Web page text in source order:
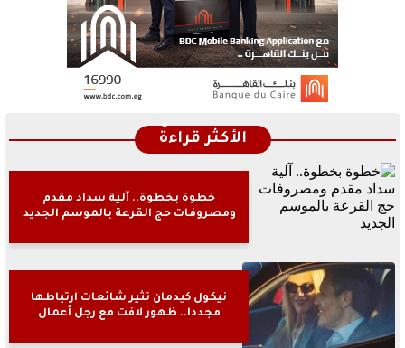
الأكثر قراءةً
خطوة بخطوة.. آلية سداد مقدم
ومصروفات حج القرعة بالموسم الجديد
نيكول كيدمان تثير شائعات ارتباطها
مجددا.. ظهور لافت مع رجل أعمال